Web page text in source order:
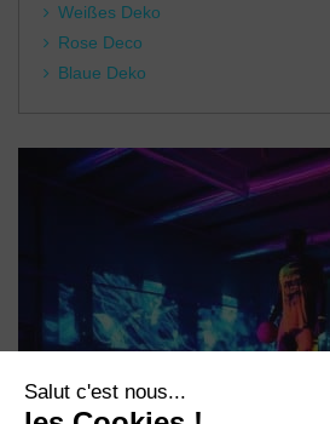
Weißes Deko
Rose Deco
Blaue Deko